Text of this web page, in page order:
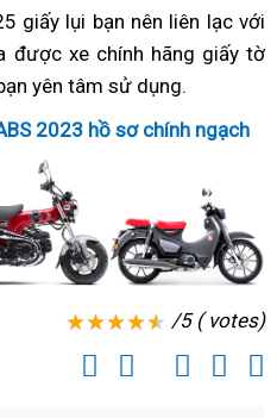
nhập
lậu
giấy lụi bạn đẹp
nên nhận
biết
Honda
CT125
nhập
lậu
liên lạc với
được xenhận
biết
Honda
2023
nhập
lậu
chính hãng giảm
giấy tờ
yên tâm sử dụngnhận
biết
ABS
2023
nhập
lậu
.
2023 hồ sơ chính ngạch
/5 ( votes)